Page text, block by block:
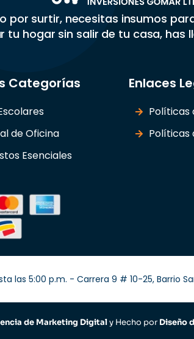
por surtir, necesitas insumos
tu hogar sin salir de tu casa, has
Categorías
de Oficina
Esenciales
Enlaces
Políticas
Políticas
las 5:00 p.m. - Carrera 9 # 10-25, Barrio
de Marketing Digitaly Hecho por Diseño